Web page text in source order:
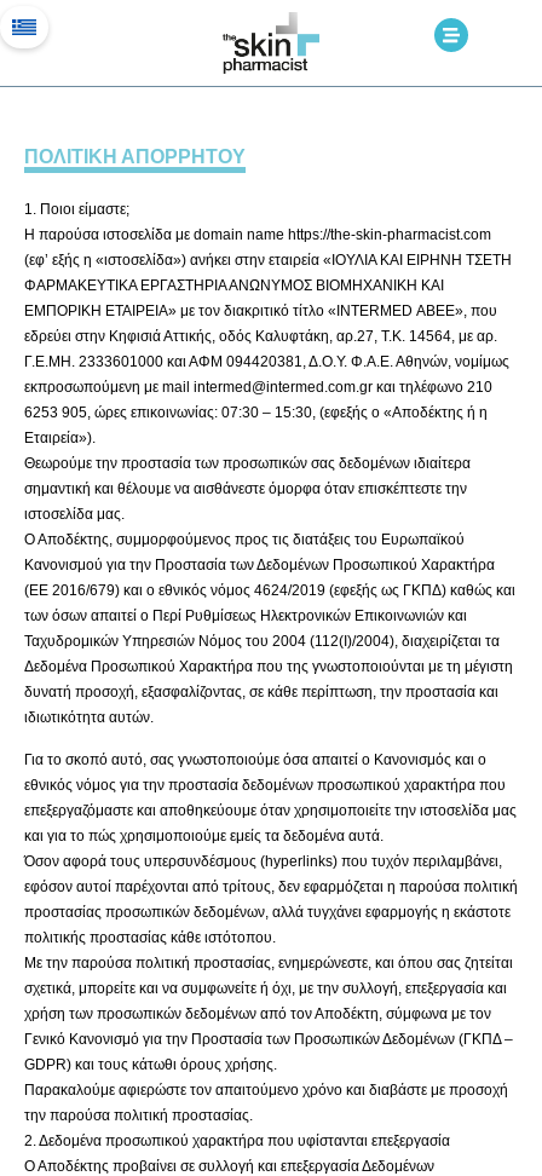
ΠΟΛΙΤΙΚΗ ΑΠΟΡΡΗΤΟΥ
1. Ποιοι είμαστε;
Η παρούσα ιστοσελίδα με domain name https://the-skin-pharmacist.com
(εφ’ εξής η «ιστοσελίδα») ανήκει στην εταιρεία «ΙΟΥΛΙΑ ΚΑΙ ΕΙΡΗΝΗ ΤΣΕΤΗ
ΦΑΡΜΑΚΕΥΤΙΚΑ ΕΡΓΑΣΤΗΡΙΑ ΑΝΩΝΥΜΟΣ ΒΙΟΜΗΧΑΝΙΚΗ ΚΑΙ
ΕΜΠΟΡΙΚΗ ΕΤΑΙΡΕΙΑ» με τον διακριτικό τίτλο «INTERMED ΑΒΕΕ», που
εδρεύει στην Κηφισιά Αττικής, οδός Καλυφτάκη, αρ.27, Τ.Κ. 14564, με αρ.
Γ.Ε.ΜΗ. 2333601000 και ΑΦΜ 094420381, Δ.Ο.Υ. Φ.Α.Ε. Αθηνών, νομίμως
εκπροσωπούμενη με mail intermed@intermed.com.gr και τηλέφωνο 210
6253 905, ώρες επικοινωνίας: 07:30 – 15:30, (εφεξής ο «Αποδέκτης ή η
Εταιρεία»).
Θεωρούμε την προστασία των προσωπικών σας δεδομένων ιδιαίτερα
σημαντική και θέλουμε να αισθάνεστε όμορφα όταν επισκέπτεστε την
ιστοσελίδα μας.
Ο Αποδέκτης, συμμορφούμενος προς τις διατάξεις του Ευρωπαϊκού
Κανονισμού για την Προστασία των Δεδομένων Προσωπικού Χαρακτήρα
(ΕΕ 2016/679) και ο εθνικός νόμος 4624/2019 (εφεξής ως ΓΚΠΔ) καθώς και
των όσων απαιτεί ο Περί Ρυθμίσεως Ηλεκτρονικών Επικοινωνιών και
Ταχυδρομικών Υπηρεσιών Νόμος του 2004 (112(I)/2004), διαχειρίζεται τα
Δεδομένα Προσωπικού Χαρακτήρα που της γνωστοποιούνται με τη μέγιστη
δυνατή προσοχή, εξασφαλίζοντας, σε κάθε περίπτωση, την προστασία και
ιδιωτικότητα αυτών.
Για το σκοπό αυτό, σας γνωστοποιούμε όσα απαιτεί ο Κανονισμός και ο
εθνικός νόμος για την προστασία δεδομένων προσωπικού χαρακτήρα που
επεξεργαζόμαστε και αποθηκεύουμε όταν χρησιμοποιείτε την ιστοσελίδα μας
και για το πώς χρησιμοποιούμε εμείς τα δεδομένα αυτά.
Όσον αφορά τους υπερσυνδέσμους (hyperlinks) που τυχόν περιλαμβάνει,
εφόσον αυτοί παρέχονται από τρίτους, δεν εφαρμόζεται η παρούσα πολιτική
προστασίας προσωπικών δεδομένων, αλλά τυγχάνει εφαρμογής η εκάστοτε
πολιτικής προστασίας κάθε ιστότοπου.
Με την παρούσα πολιτική προστασίας, ενημερώνεστε, και όπου σας ζητείται
σχετικά, μπορείτε και να συμφωνείτε ή όχι, με την συλλογή, επεξεργασία και
χρήση των προσωπικών δεδομένων από τον Αποδέκτη, σύμφωνα με τον
Γενικό Κανονισμό για την Προστασία των Προσωπικών Δεδομένων (ΓΚΠΔ –
GDPR) και τους κάτωθι όρους χρήσης.
Παρακαλούμε αφιερώστε τον απαιτούμενο χρόνο και διαβάστε με προσοχή
την παρούσα πολιτική προστασίας.
2. Δεδομένα προσωπικού χαρακτήρα που υφίστανται επεξεργασία
Ο Αποδέκτης προβαίνει σε συλλογή και επεξεργασία Δεδομένων